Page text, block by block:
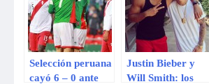
Selección peruana
cayó 6 – 0 ante
Justin Bieber y
Will Smith: los